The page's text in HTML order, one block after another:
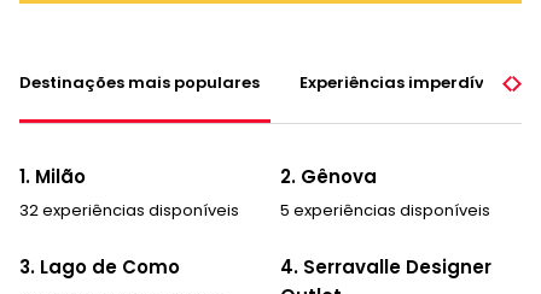
Destinações mais populares Experiências imperdíveis
1. Milão
32 experiências disponíveis
2. Gênova
5 experiências disponíveis
3. Lago de Como
4. Serravalle Designer